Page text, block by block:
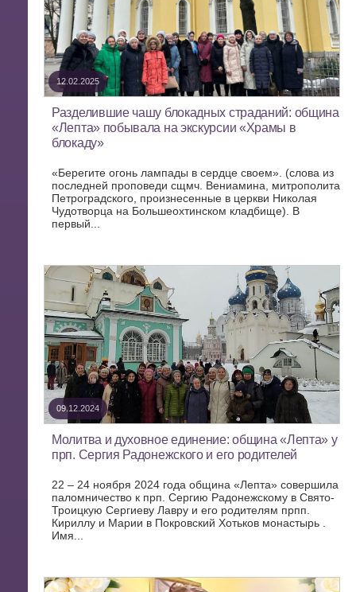
12.02.2025
Разделившие чашу блокадных страданий: община
«Лепта» побывала на экскурсии «Храмы в
блокаду»
«Берегите огонь лампады в сердце своем». (слова из
последней проповеди сщмч. Вениамина, митрополита
Петроградского, произнесенные в церкви Николая
Чудотворца на Большеохтинском кладбище). В
первый...
09.12.2024
Молитва и духовное единение: община «Лепта» у
прп. Сергия Радонежского и его родителей
22 – 24 ноября 2024 года община «Лепта» совершила
паломничество к прп. Сергию Радонежскому в Свято-
Троицкую Сергиеву Лавру и его родителям прпп.
Кириллу и Марии в Покровский Хотьков монастырь .
Имя...